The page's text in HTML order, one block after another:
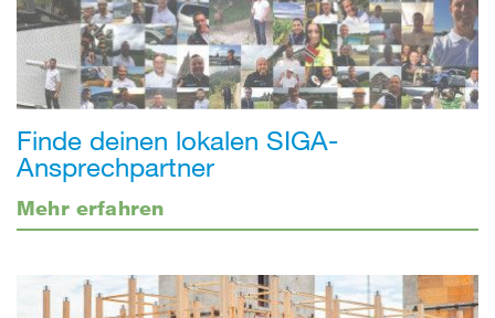
Finde deinen lokalen SIGA-
Ansprechpartner
Mehr erfahren